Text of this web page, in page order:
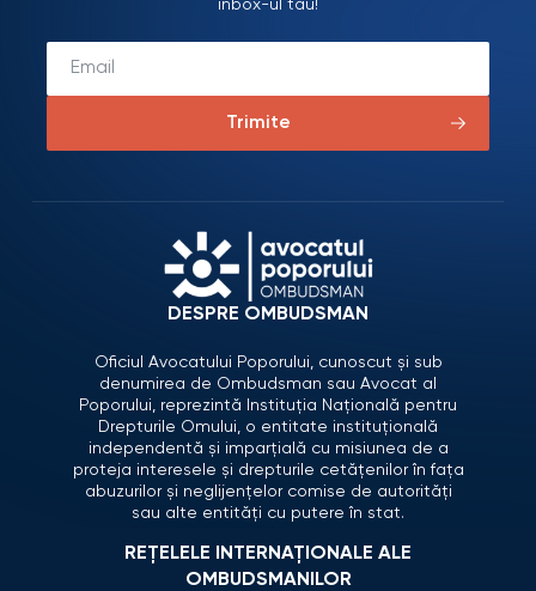
inbox-ul tău!
Trimite
DESPRE OMBUDSMAN
Oficiul Avocatului Poporului, cunoscut și sub
denumirea de Ombudsman sau Avocat al
Poporului, reprezintă Instituția Națională pentru
Drepturile Omului, o entitate instituțională
independentă și imparțială cu misiunea de a
proteja interesele și drepturile cetățenilor în fața
abuzurilor și neglijențelor comise de autorități
sau alte entități cu putere în stat.
REȚELELE INTERNAȚIONALE ALE
OMBUDSMANILOR